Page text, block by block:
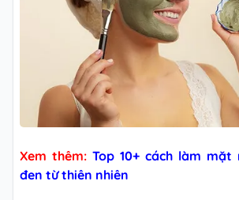
Xem thêm: Top 10+ cách làm
đen từ thiên nhiên